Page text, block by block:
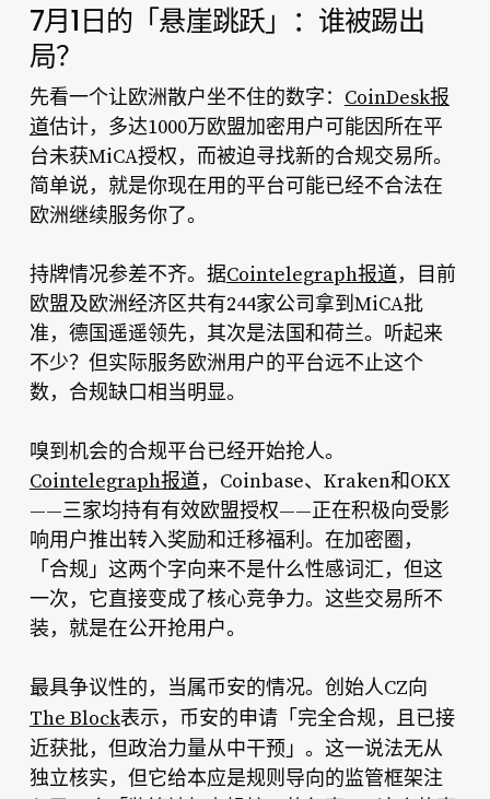
7月1日的「悬崖跳跃」：谁被踢出
局？
先看一个让欧洲散户坐不住的数字： CoinDesk报
道估计，多达1000万欧盟加密用户可能因所在平
台未获MiCA授权，而被迫寻找新的合规交易所。
简单说，就是你现在用的平台可能已经不合法在
欧洲继续服务你了。
持牌情况参差不齐。据Cointelegraph报道，目前
欧盟及欧洲经济区共有244家公司拿到MiCA批
准，德国遥遥领先，其次是法国和荷兰。听起来
不少？但实际服务欧洲用户的平台远不止这个
数，合规缺口相当明显。
嗅到机会的合规平台已经开始抢人。
Cointelegraph报道，Coinbase、Kraken和OKX
——三家均持有有效欧盟授权——正在积极向受影
响用户推出转入奖励和迁移福利。在加密圈，
「合规」这两个字向来不是什么性感词汇，但这
一次，它直接变成了核心竞争力。这些交易所不
装，就是在公开抢用户。
最具争议性的，当属币安的情况。创始人CZ向
The Block表示，币安的申请「完全合规，且已接
近获批，但政治力量从中干预」 。这一说法无从
独立核实，但它给本应是规则导向的监管框架注